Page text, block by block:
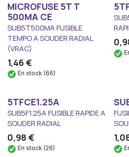
MICROFUSE 5T T
500MA CE
SUB5T500MA FUSIBLE
TEMPO A SOUDER RADIAL
(VRAC)
1,46 €
En stock (66)
5TFCE1.25A
SUB5F1.25A FUSIBLE RAPIDE A
SOUDER RADIAL
0,98 €
En stock (26)